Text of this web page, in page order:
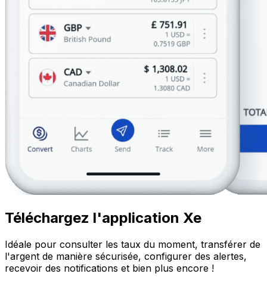
Téléchargez l'application Xe
Idéale pour consulter les taux du moment, transférer de
l'argent de manière sécurisée, configurer des alertes,
recevoir des notifications et bien plus encore !